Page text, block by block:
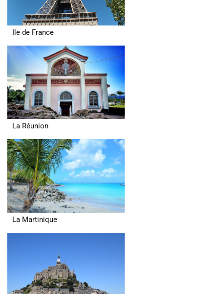
Ile de France
La Réunion
La Martinique